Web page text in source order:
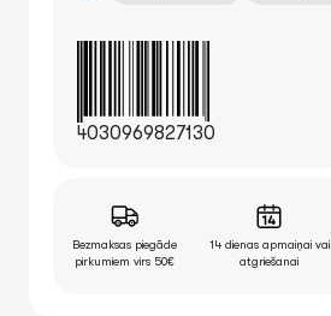
4030969827130
Bezmaksas piegāde
pirkumiem virs 50€
14 dienas apmaiņai vai
atgriešanai